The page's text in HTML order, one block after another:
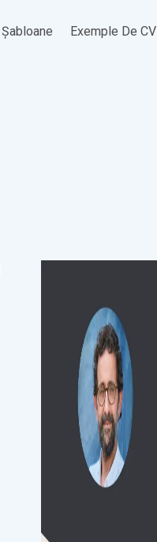
Șabloane Exemple De CV